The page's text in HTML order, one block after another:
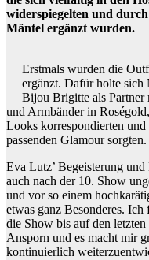
widerspiegelten und
Mäntel ergänzt wurden.
Erstmals wurden die
ergänzt. Dafür holte
Bijou Brigitte als Partner
und Armbänder in
Looks korrespondierten
passenden Glamour sorgten.
Eva Lutz’ Begeisterung
auch nach der 10. Show
und vor so einem
etwas ganz Besonderes.
die Show bis auf den
Ansporn und es macht mir
kontinuierlich